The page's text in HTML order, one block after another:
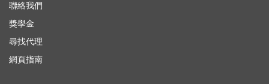
聯絡我們
獎學金
尋找代理
網頁指南